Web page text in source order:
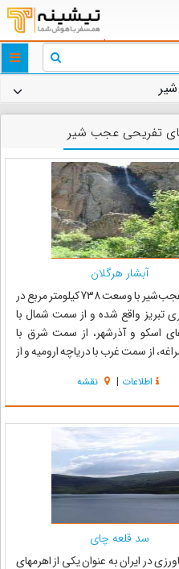
تفریحی عجب شیر
آبشار هرگلان
شهرستان عجب‌شیر با وسعت 738 کیلومتر مربع در
تبریز واقع شده و از سمت شمال با
اسکو و آذرشهر، از سمت شرق با
از سمت غرب با دریاچه ارومیه و از
منطقه کوهستانی واقع شده و دارای
معتدل و زمست...
اطلاعات | نقشه
سد قلعه چای
در ایران به عنوان یکی از اهرمهای